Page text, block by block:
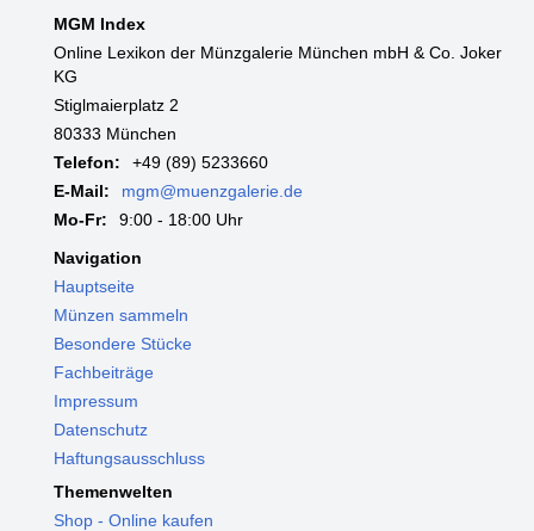
MGM Index
Online Lexikon der Münzgalerie München mbH & Co. Joker
KG
Stiglmaierplatz 2
80333 München
Telefon:
+49 (89) 5233660
E-Mail:
mgm@muenzgalerie.de
Mo-Fr:
9:00 - 18:00 Uhr
Navigation
Hauptseite
Münzen sammeln
Besondere Stücke
Fachbeiträge
Impressum
Datenschutz
Haftungsausschluss
Themenwelten
Shop - Online kaufen